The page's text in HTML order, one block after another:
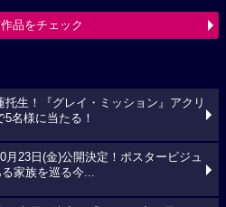
品をチェック
托生！『グレイ・ミッション』アクリ
名様に当たる！
月23日(金)公開決定！ポスタービジュ
家族を巡る今...